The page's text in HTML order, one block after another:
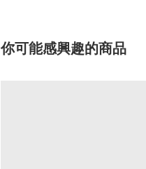
你可能感興趣的商品